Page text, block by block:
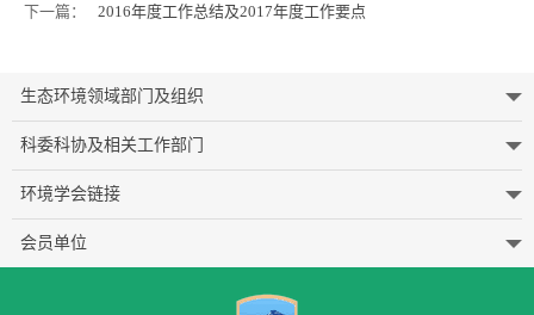
下一篇： 2016年度工作总结及2017年度工作要点
生态环境领域部门及组织
科委科协及相关工作部门
环境学会链接
会员单位